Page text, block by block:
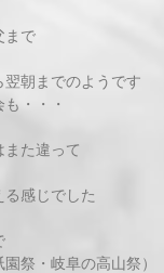
まで
朝までのようです
・・・
た違って
感じでした
祭・岐阜の高山祭）